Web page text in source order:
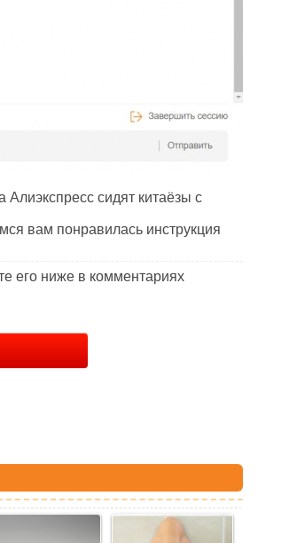
сидят китаёзы с
вам понравилась инструкция
его ниже в комментариях